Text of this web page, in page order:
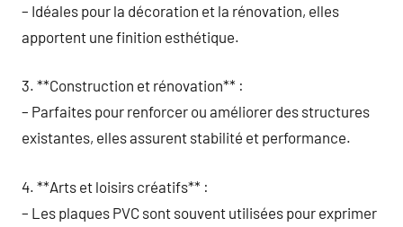
– Idéales pour la décoration et la rénovation, elles
apportent une finition esthétique.
3. **Construction et rénovation** :
– Parfaites pour renforcer ou améliorer des structures
existantes, elles assurent stabilité et performance.
4. **Arts et loisirs créatifs** :
– Les plaques PVC sont souvent utilisées pour exprimer